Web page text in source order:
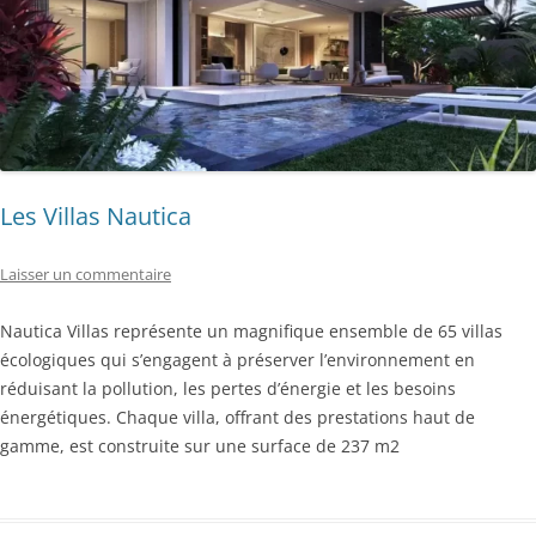
Les Villas Nautica
Laisser un commentaire
Nautica Villas représente un magnifique ensemble de 65 villas
écologiques qui s’engagent à préserver l’environnement en
réduisant la pollution, les pertes d’énergie et les besoins
énergétiques. Chaque villa, offrant des prestations haut de
gamme, est construite sur une surface de 237 m2